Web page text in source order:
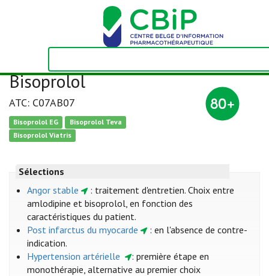
Bisoprolol
ATC: C07AB07
Bisoprolol EG
Bisoprolol Teva
Bisoprolol Viatris
Sélections
Angor stable
: traitement d'entretien. Choix entre
amlodipine et bisoprolol, en fonction des
caractéristiques du patient.
Post infarctus du myocarde
: en l'absence de contre-
indication.
Hypertension artérielle
: première étape en
monothérapie, alternative au premier choix